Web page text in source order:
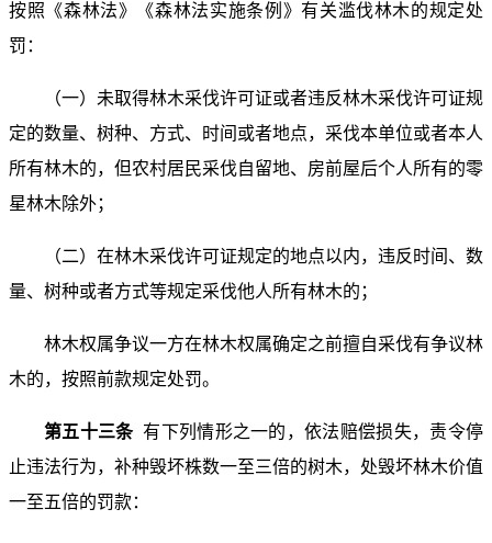
按照《森林法》《森林法实施条例》有关滥伐林木的规定处
罚：
（一）未取得林木采伐许可证或者违反林木采伐许可证规
定的数量、树种、方式、时间或者地点，采伐本单位或者本人
所有林木的，但农村居民采伐自留地、房前屋后个人所有的零
星林木除外；
（二）在林木采伐许可证规定的地点以内，违反时间、数
量、树种或者方式等规定采伐他人所有林木的；
林木权属争议一方在林木权属确定之前擅自采伐有争议林
木的，按照前款规定处罚。
第五十三条有下列情形之一的，依法赔偿损失，责令停
止违法行为，补种毁坏株数一至三倍的树木，处毁坏林木价值
一至五倍的罚款：